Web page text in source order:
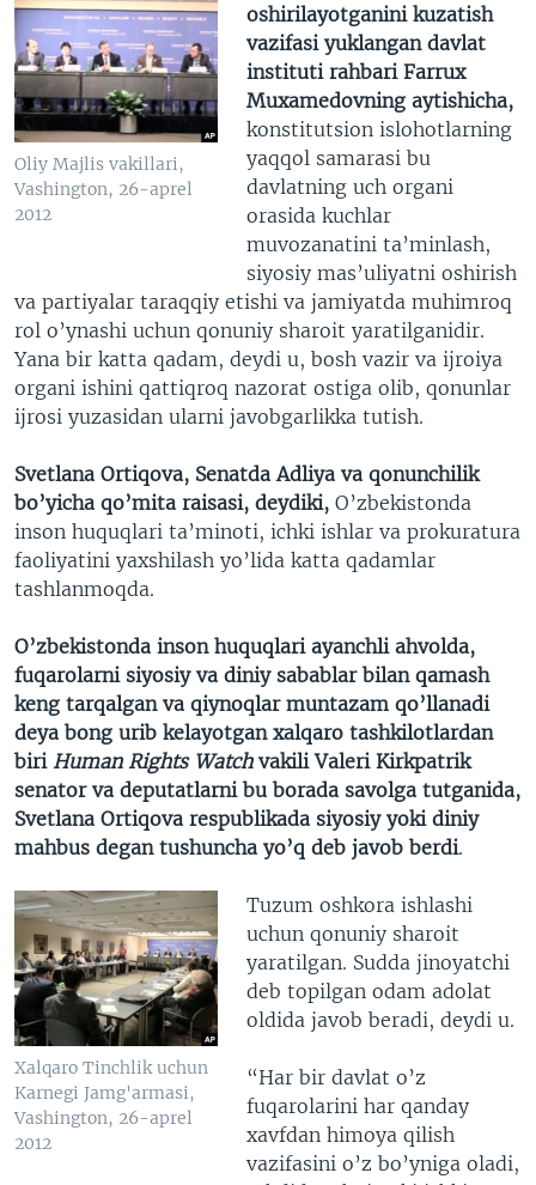
Oliy Majlis vakillari,
Vashington, 26-aprel
2012
oshirilayotganini kuzatish
vazifasi yuklangan davlat
instituti rahbari Farrux
Muxamedovning aytishicha,
konstitutsion islohotlarning
yaqqol samarasi bu
davlatning uch organi
orasida kuchlar
muvozanatini ta’minlash,
siyosiy mas’uliyatni oshirish
va partiyalar taraqqiy etishi va jamiyatda muhimroq
rol o’ynashi uchun qonuniy sharoit yaratilganidir.
Yana bir katta qadam, deydi u, bosh vazir va ijroiya
organi ishini qattiqroq nazorat ostiga olib, qonunlar
ijrosi yuzasidan ularni javobgarlikka tutish.
Svetlana Ortiqova, Senatda Adliya va qonunchilik
bo’yicha qo’mita raisasi, deydiki, O’zbekistonda
inson huquqlari ta’minoti, ichki ishlar va prokuratura
faoliyatini yaxshilash yo’lida katta qadamlar
tashlanmoqda.
O’zbekistonda inson huquqlari ayanchli ahvolda,
fuqarolarni siyosiy va diniy sabablar bilan qamash
keng tarqalgan va qiynoqlar muntazam qo’llanadi
deya bong urib kelayotgan xalqaro tashkilotlardan
biri Human Rights Watchvakili Valeri Kirkpatrik
senator va deputatlarni bu borada savolga tutganida,
Svetlana Ortiqova respublikada siyosiy yoki diniy
mahbus degan tushuncha yo’q deb javob berdi.
Xalqaro Tinchlik uchun
Karnegi Jamg'armasi,
Vashington, 26-aprel
2012
Tuzum oshkora ishlashi
uchun qonuniy sharoit
yaratilgan. Sudda jinoyatchi
deb topilgan odam adolat
oldida javob beradi, deydi u.
“Har bir davlat o’z
fuqarolarini har qanday
xavfdan himoya qilish
vazifasini o’z bo’yniga oladi,